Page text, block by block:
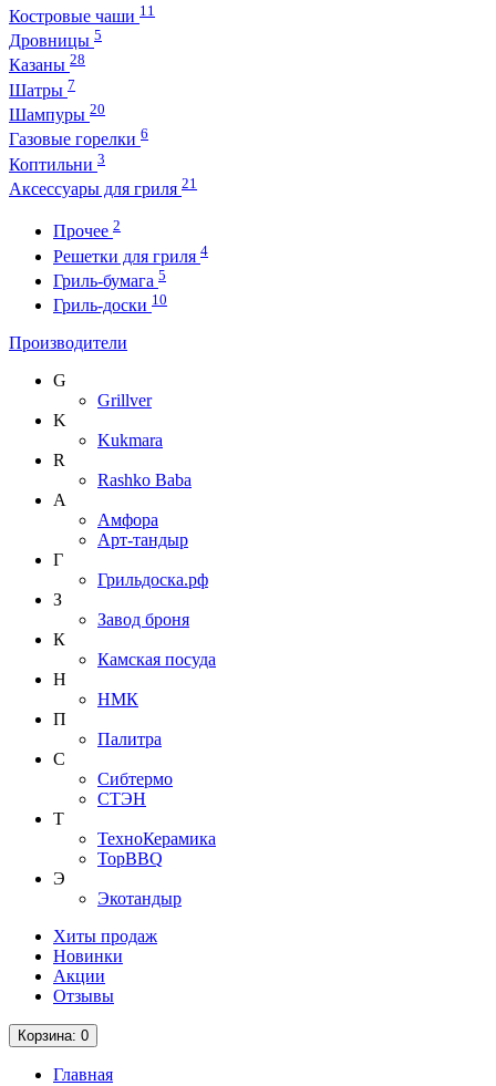
Костровые чаши 11
Дровницы 5
Казаны 28
Шатры 7
Шампуры 20
Газовые горелки 6
Коптильни 3
Аксессуары для гриля 21
Прочее 2
Решетки для гриля 4
Гриль-бумага 5
Гриль-доски 10
Производители
G
Grillver
K
Kukmara
R
Rashko Baba
А
Амфора
Арт-тандыр
Г
Грильдоска.рф
З
Завод броня
К
Камская посуда
Н
НМК
П
Палитра
С
Сибтермо
СТЭН
Т
ТехноКерамика
ТорBBQ
Э
Экотандыр
Хиты продаж
Новинки
Акции
Отзывы
Корзина: 0
Главная